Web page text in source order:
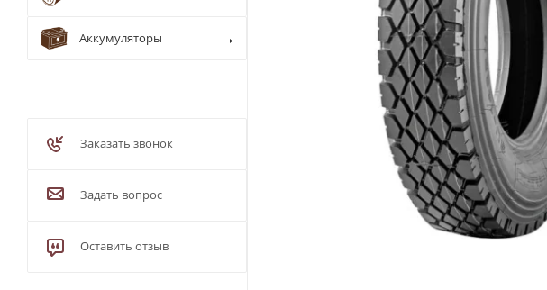
Аккумуляторы
Заказать звонок
Задать вопрос
Оставить отзыв